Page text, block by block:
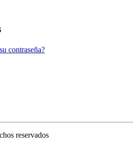
contraseña?
reservados